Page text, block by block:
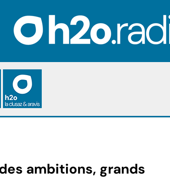
ambitions, grands